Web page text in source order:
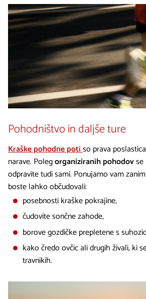
Pohodništvo in daljše ture
Kraške pohodne potiso prava
narave. Polegorganiziranih pohodov
odpravite tudi sami. Ponujamo vam
boste lahko občudovali:
posebnosti kraške pokrajine,
čudovite sončne zahode,
borove gozdičke prepletene s
kako čredo ovčic ali drugih živali, ki
travnikih.